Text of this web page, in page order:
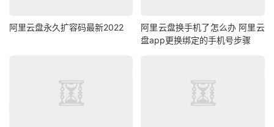
阿里云盘永久扩容码最新2022
阿里云盘换手机了怎么办 阿里云
盘app更换绑定的手机号步骤